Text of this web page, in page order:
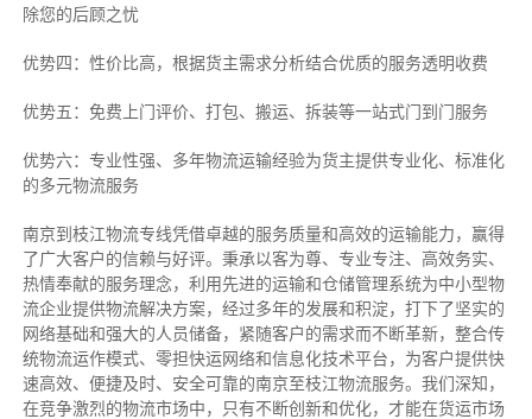
除您的后顾之忧
优势四：性价比高，根据货主需求分析结合优质的服务透明收费
优势五：免费上门评价、打包、搬运、拆装等一站式门到门服务
优势六：专业性强、多年物流运输经验为货主提供专业化、标准化
的多元物流服务
南京到枝江物流专线凭借卓越的服务质量和高效的运输能力，赢得
了广大客户的信赖与好评。 秉承以客为尊、专业专注、高效务实、
热情奉献的服务理念，利用先进的运输和仓储管理系统为中小型物
流企业提供物流解决方案，经过多年的发展和积淀，打下了坚实的
网络基础和强大的人员储备，紧随客户的需求而不断革新，整合传
统物流运作模式、零担快运网络和信息化技术平台，为客户提供快
速高效、便捷及时、安全可靠的南京至枝江物流服务。 我们深知，
在竞争激烈的物流市场中，只有不断创新和优化，才能在货运市场